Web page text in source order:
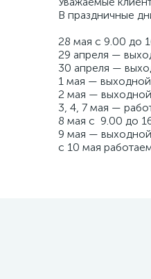
В праздничные
28 мая с 9.00 до
29 апреля —
30 апреля —
1 мая — выходной
2 мая — выходной
3, 4, 7 мая —
8 мая с 9.00 до
9 мая — выходной
с 10 мая